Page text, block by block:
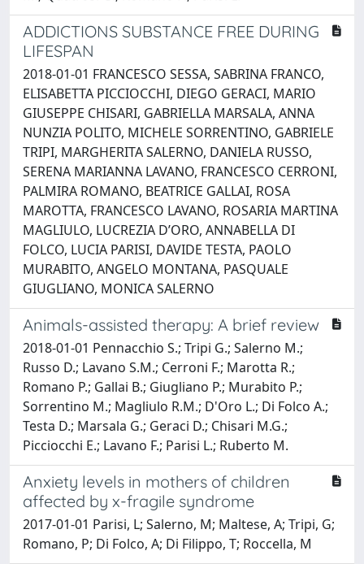
ADDICTIONS SUBSTANCE FREE DURING
LIFESPAN
2018-01-01 FRANCESCO SESSA, SABRINA FRANCO,
ELISABETTA PICCIOCCHI, DIEGO GERACI, MARIO
GIUSEPPE CHISARI, GABRIELLA MARSALA, ANNA
NUNZIA POLITO, MICHELE SORRENTINO, GABRIELE
TRIPI, MARGHERITA SALERNO, DANIELA RUSSO,
SERENA MARIANNA LAVANO, FRANCESCO CERRONI,
PALMIRA ROMANO, BEATRICE GALLAI, ROSA
MAROTTA, FRANCESCO LAVANO, ROSARIA MARTINA
MAGLIULO, LUCREZIA D’ORO, ANNABELLA DI
FOLCO, LUCIA PARISI, DAVIDE TESTA, PAOLO
MURABITO, ANGELO MONTANA, PASQUALE
GIUGLIANO, MONICA SALERNO
Animals-assisted therapy: A brief review
2018-01-01 Pennacchio S.; Tripi G.; Salerno M.;
Russo D.; Lavano S.M.; Cerroni F.; Marotta R.;
Romano P.; Gallai B.; Giugliano P.; Murabito P.;
Sorrentino M.; Magliulo R.M.; D'Oro L.; Di Folco A.;
Testa D.; Marsala G.; Geraci D.; Chisari M.G.;
Picciocchi E.; Lavano F.; Parisi L.; Ruberto M.
Anxiety levels in mothers of children
affected by x-fragile syndrome
2017-01-01 Parisi, L; Salerno, M; Maltese, A; Tripi, G;
Romano, P; Di Folco, A; Di Filippo, T; Roccella, M